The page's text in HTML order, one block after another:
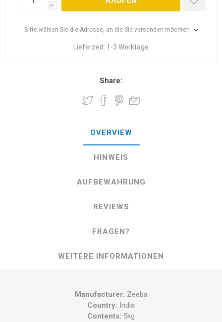
h
Bitte wählen Sie die Adresse, an die Sie versenden möchten
Lieferzeit: 1-3 Werktage
Share:
OVERVIEW
HINWEIS
AUFBEWAHRUNG
REVIEWS
FRAGEN?
WEITERE INFORMATIONEN
Manufacturer: Zeeba
Country: India
Contents: 5kg